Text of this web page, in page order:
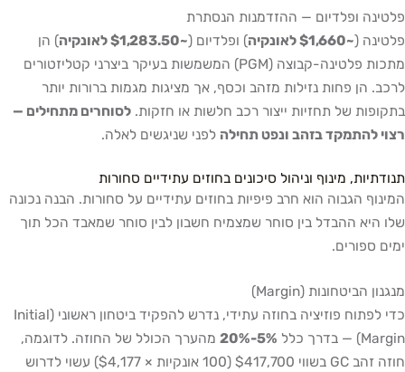
פלטינה ופלדיום — ההזדמנות הנסתרת
פלטינה (~$1,660 לאונקיה ) ופלדיום (~$1,283.50 לאונקיה
) הן
מתכות פלטינה-קבוצה (PGM) המשמשות בעיקר ביצרני קטליזטורים
לרכב. הן פחות נזילות מזהב וכסף, אך מציגות מגמות ברורות יותר
בתקופות של תחזיות ייצור רכב חלשות או חזקות. לסוחרים מתחילים —
רצוי להתמקד בזהב ונפט תחילה לפני שניגשים לאלה.
תנודתיות, מינוף וניהול סיכונים בחוזים עתידיים סחורות
המינוף הגבוה הוא חרב פיפיות בחוזים עתידיים על סחורות. הבנה נכונה
שלו היא ההבדל בין סוחר שמצמיח חשבון לבין סוחר שמאבד הכל תוך
ימים ספורים.
מנגנון הביטחונות (Margin)
כדי לפתוח פוזיציה בחוזה עתידי, נדרש להפקיד ביטחון ראשוני (Initial
Margin) — בדרך כלל
5%-20%
מהערך הכולל של החוזה. לדוגמה,
חוזה זהב GC בשווי $417,700 (100 אונקיות × $4,177) עשוי לדרוש